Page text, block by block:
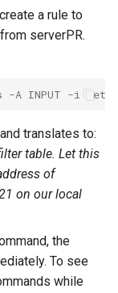
a rule to
serverPR.
-A INPUT -i
translates to:
table. Let this
of
on our local
the
To see
while